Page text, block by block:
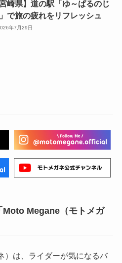
宮崎県】道の駅「ゆ～ぱるのじ
で旅の疲れをリフレッシュ
年7月29日
Moto Megane（モトメガ
）は、ライダーが気になるバ